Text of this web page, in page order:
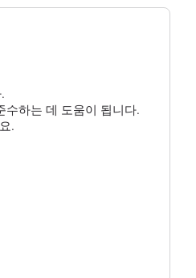
수하는 데 도움이 됩니다.
.